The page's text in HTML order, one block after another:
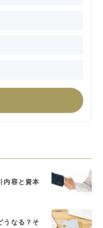
内容と資本
うなる？そ